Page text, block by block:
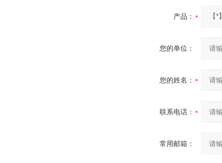
产品：
您的单位：
您的姓名：
联系电话：
常用邮箱：